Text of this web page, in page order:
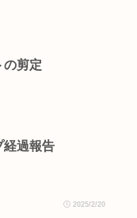
の剪定
経過報告
2025/2/20